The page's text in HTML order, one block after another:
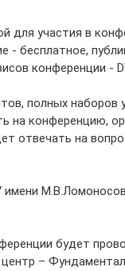
для участия в
- бесплатное,
конференции -
полных наборов
конференцию,
отвечать на
будет
центр –